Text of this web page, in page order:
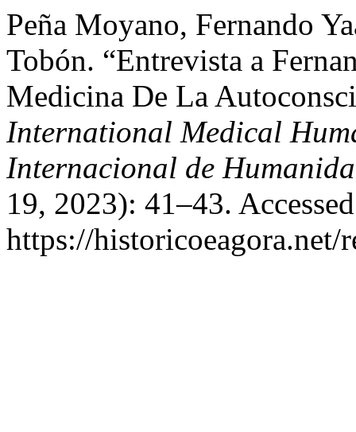
Peña Moyano, Fernando
Tobón. “Entrevista a
Medicina De La
International Medical
Internacional de
19, 2023): 41–43.
https://